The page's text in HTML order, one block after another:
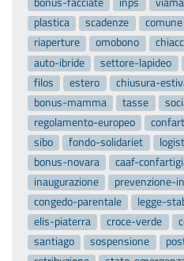
plastica
scadenze comune
riaperture
omobono
auto-ibride
settore-lapideo
filos
estero chiusura-
bonus-mamma
tasse
regolamento-europeo
sibo
fondo-solidariet
bonus-novara
caaf-
inaugurazione
prevenzione-
congedo-parentale
legge-
elis-piaterra
croce-verde
santiago
sospensione